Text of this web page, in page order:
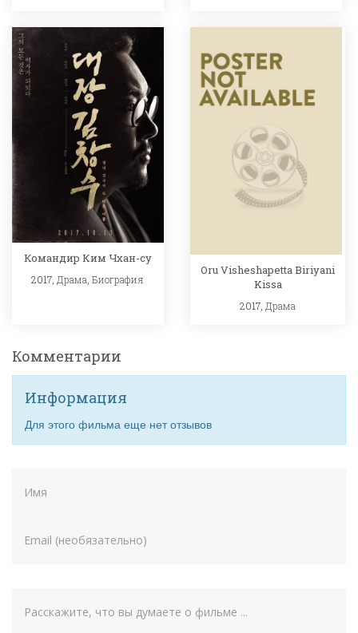
Командир Ким Чхан-су
2017,Драма,Биография
Oru Visheshapetta Biriyani
Kissa
2017, Драма
Комментарии
Информация
Для этого фильма еще нет отзывов